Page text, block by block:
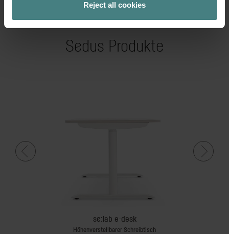
Reject all cookies
Copyright: Etienne Patrice Ettlinger
Sedus Produkte
se:lab e-desk
Höhenverstellbarer Schreibtisch